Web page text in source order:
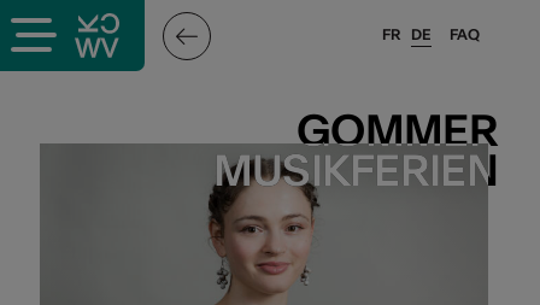
FAQ
FR DE
GOMMER
MUSIKFERIEN
GOMMER
MUSIKFERIEN